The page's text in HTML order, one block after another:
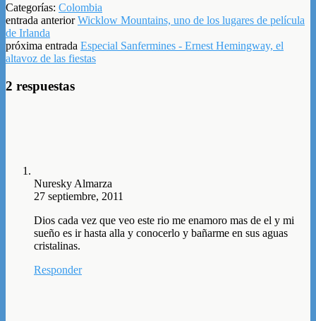
Categorías: Colombia
entrada anteriorWicklow Mountains, uno de los lugares de película
de Irlanda
próxima entrada Especial Sanfermines - Ernest Hemingway, el
altavoz de las fiestas
2 respuestas
Nuresky Almarza
27 septiembre, 2011
Dios cada vez que veo este rio me enamoro mas de el y mi
sueño es ir hasta alla y conocerlo y bañarme en sus aguas
cristalinas.
Responder